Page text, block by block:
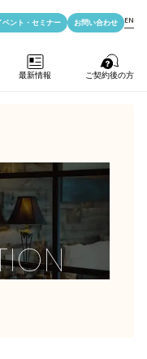
最新情報 ご契約後の方
ベント・ セミナー お問い合わせ EN